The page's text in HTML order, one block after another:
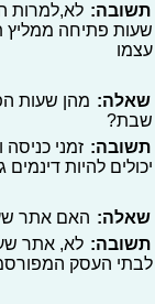
תשובה: לא,למרות
שעות פתיחה ממליץ
עצמו
שאלה: מהן שעות
שבת?
תשובה: זמני
יכולים להיות
שאלה: האם אתר
תשובה: לא, אתר
לבתי העסק